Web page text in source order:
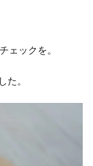
ェックを。
た。